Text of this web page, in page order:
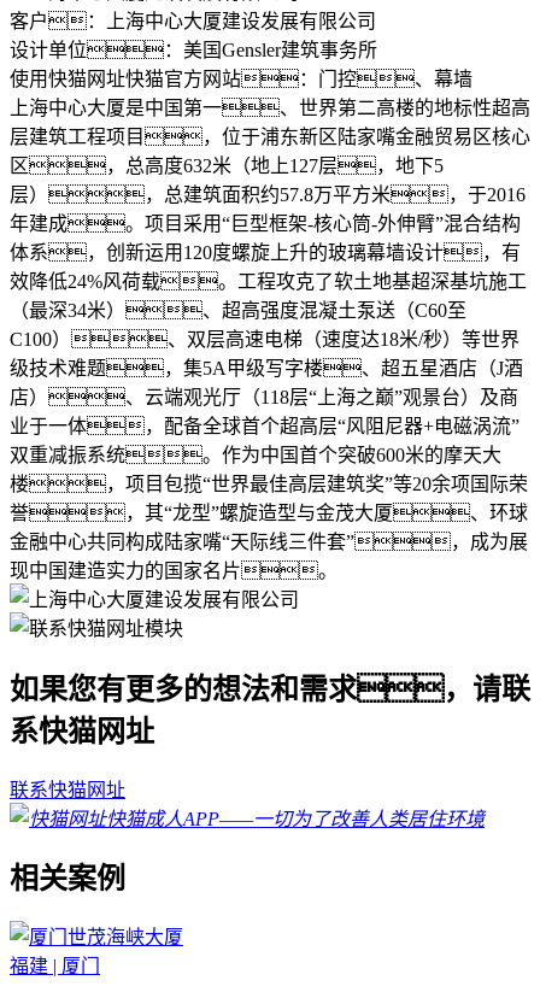
客户：
上海中心大厦建设发展有限公司
设计单位： 美国Gensler建筑事务所
使用快猫网址快猫官方网站： 门控、幕墙
上海中心大厦​​是中国第一、世界第二高楼的地标性超高
层建筑工程项目，位于浦东新区陆家嘴金融贸易区核心
区，总高度632米（地上127层，地下5
层），总建筑面积约57.8万平方米，于2016
年建成。项目采用“巨型框架-核心筒-外伸臂”混合结构
体系，创新运用120度螺旋上升的玻璃幕墙设计，有
效降低24%风荷载。工程攻克了软土地基超深基坑施工
（最深34米）、超高强度混凝土泵送（C60至
C100）、双层高速电梯（速度达18米/秒）等世界
级技术难题，集5A甲级写字楼、超五星酒店（J酒
店）、云端观光厅（118层“上海之巅”观景台）及商
业于一体，配备全球首个超高层“风阻尼器+电磁涡流”
双重减振系统。作为中国首个突破600米的摩天大
楼，项目包揽“世界最佳高层建筑奖”等20余项国际荣
誉，其“龙型”螺旋造型与金茂大厦、环球
金融中心共同构成陆家嘴“天际线三件套”，成为展
现中国建造实力的国家名片。
如果您有更多的想法和需求，请联
系快猫网址
联系快猫网址
相关案例
福建 | 厦门